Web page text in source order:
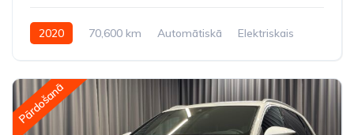
2020 70,600 km Automātiskā
Elektriskais
Pārdošanā